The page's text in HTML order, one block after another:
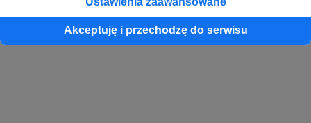
Akceptuję i przechodzę do serwisu